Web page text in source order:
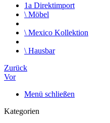
1a Direktimport
\ Möbel
\ Mexico Kollektion
\ Hausbar
Zurück
Vor
Menü schließen
Kategorien